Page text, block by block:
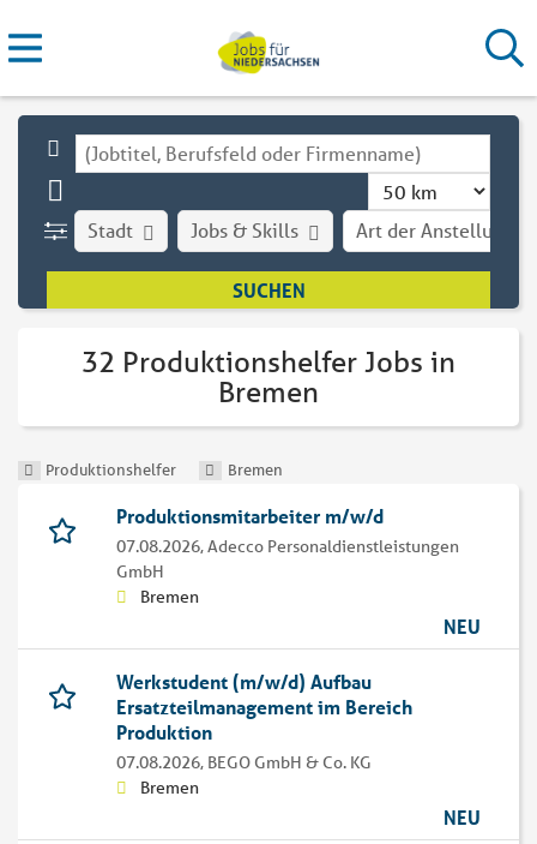
Stadt Art der Anstellung
Jobs & Skills
32 Produktionshelfer Jobs in
Bremen
Produktionshelfer Bremen
Produktionsmitarbeiter m/w/d
07.08.2026,Adecco Personaldienstleistungen
GmbH
Bremen
NEU
Werkstudent (m/w/d) Aufbau
Ersatzteilmanagement im Bereich
Produktion
07.08.2026, BEGO GmbH & Co. KG
Bremen
NEU